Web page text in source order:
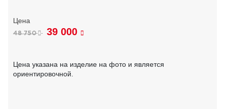
48 750 39 000
Цена указана на изделие на фото и является
ориентировочной.